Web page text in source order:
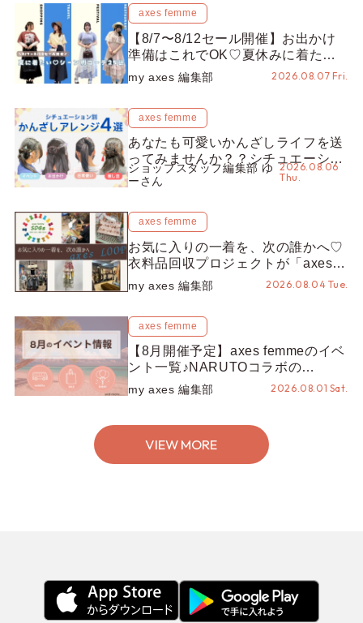
axes femme
【8/7〜8/12セール開催】お出かけ
準備はこれでOK♡夏休みに着たい
コーデ25選をシーン別に徹底解説！
my axes 編集部 2026.08.07 Fri.
axes femme
あなたも可愛いかんざしライフを送
ってみませんか？？シチュエーショ
ン別“かんざし”のオススメ【ショッ
プスタッフ編集部】
ショップスタッフ編集部 ゆ
ーさん
2026.08.06
Thu.
axes femme
お気に入りの一着を、次の誰かへ♡
衣料品回収プロジェクトが「axes
LOOP」にアップデート！活用する
とポイントが手に入る◎
my axes 編集部 2026.08.04 Tue.
axes femme
【8月開催予定】axes femmeのイベ
ント一覧♪NARUTOコラボの
REZEN POPUPから、プチYour
Stage.、ティーパーティまで！8月
my axes 編集部 2026.08.01 Sat.
VIEW MORE